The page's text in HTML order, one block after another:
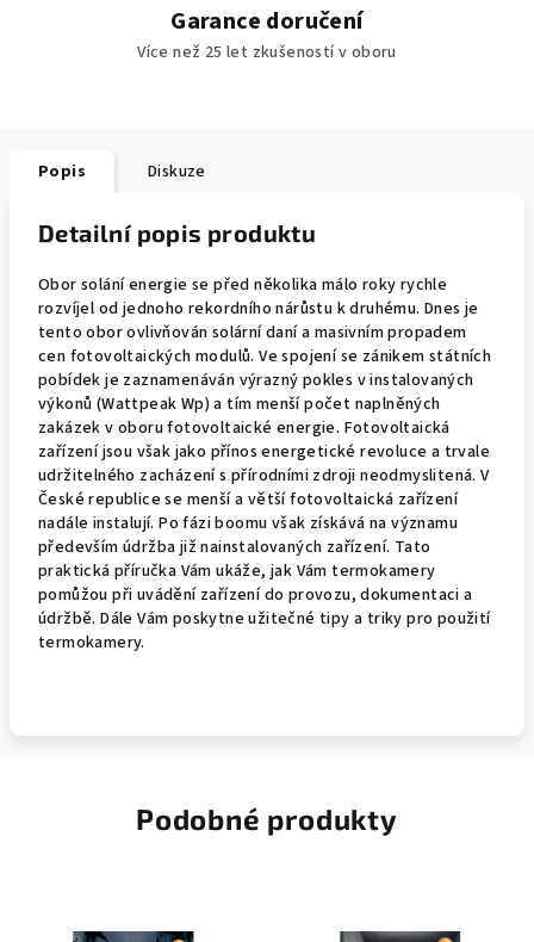
Garance doručení
Více než 25 let zkušeností v oboru
Popis Diskuze
Detailní popis produktu
Obor solání energie se před několika málo roky rychle
rozvíjel od jednoho rekordního nárůstu k druhému. Dnes je
tento obor ovlivňován solární daní a masivním propadem
cen fotovoltaických modulů. Ve spojení se zánikem státních
pobídek je zaznamenáván výrazný pokles v instalovaných
výkonů (Wattpeak Wp) a tím menší počet naplněných
zakázek v oboru fotovoltaické energie. Fotovoltaická
zařízení jsou však jako přínos energetické revoluce a trvale
udržitelného zacházení s přírodními zdroji neodmyslitená. V
České republice se menší a větší fotovoltaická zařízení
nadále instalují. Po fázi boomu však získává na významu
především údržba již nainstalovaných zařízení. Tato
praktická příručka Vám ukáže, jak Vám termokamery
pomůžou při uvádění zařízení do provozu, dokumentaci a
údržbě. Dále Vám poskytne užitečné tipy a triky pro použití
termokamery.
Podobné produkty